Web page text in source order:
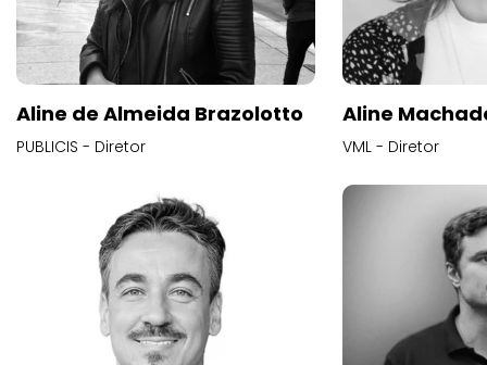
Aline de Almeida Brazolotto
PUBLICIS - Diretor
Aline
VML - Diretor